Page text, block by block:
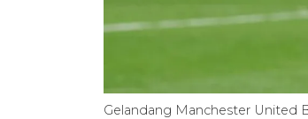
Gelandang Manchester United